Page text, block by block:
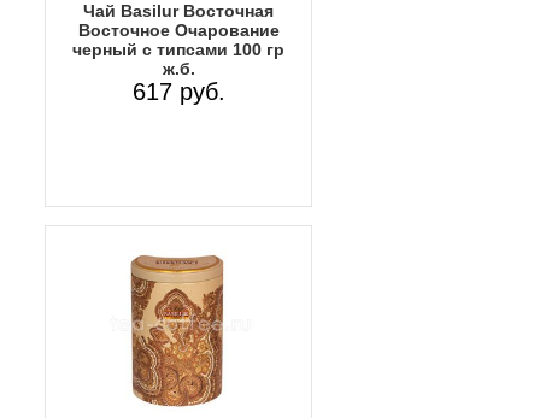
Чай Basilur Восточная
Восточное Очарование
черный с типсами 100 гр
ж.б.
617 руб.